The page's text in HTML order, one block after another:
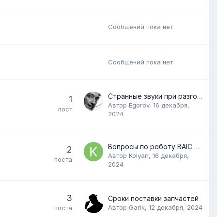
Сообщений пока нет
Сообщений пока нет
1
пост
Странные звуки при разгоне BAIC BJ40
Автор Egorov, 16 декабря,
2024
2
поста
Вопросы по роботу BAIC X35
Автор Kolyan, 16 декабря,
2024
3
поста
Сроки поставки запчастей
Автор Garik, 12 декабря, 2024